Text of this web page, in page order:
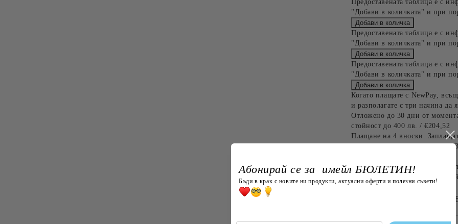
Предоставената таблица е с
"Добави в количката" и при
Предоставената таблица е с
"Добави в количката" и при
Предоставената таблица е с
"Добави в количката" и при
Когато плащате с NewPay,
и разполагате с три начина да
Отложено до 30 дни от
стойност до 400 лв. / €204,52
Плащане на 4 вноски.
Останалата сума се разделя
Плащане на 6 вноски.
оскъпяване. За покупки на
БЪРЗА ПОРЪЧКА
САМО ПОПЪЛНЕТЕ 4 ПОЛЕТА
Абонирай се за имейл БЮЛЕТИН!
Бъди в крак с новите ни продукти, актуални оферти и полезни съвети!